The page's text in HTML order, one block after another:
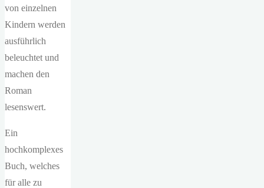
von einzelnen
Kindern werden
ausführlich
beleuchtet und
machen den
Roman
lesenswert.
Ein
hochkomplexes
Buch, welches
für alle zu